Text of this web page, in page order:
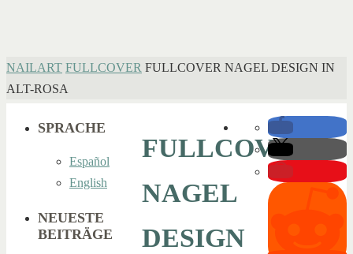
HOME
NAILART FULLCOVER FULLCOVER NAGEL DESIGN IN
ALT-ROSA
FULLCOVER
NAGEL
DESIGN
SPRACHE
Español
English
NEUESTE
BEITRÄGE